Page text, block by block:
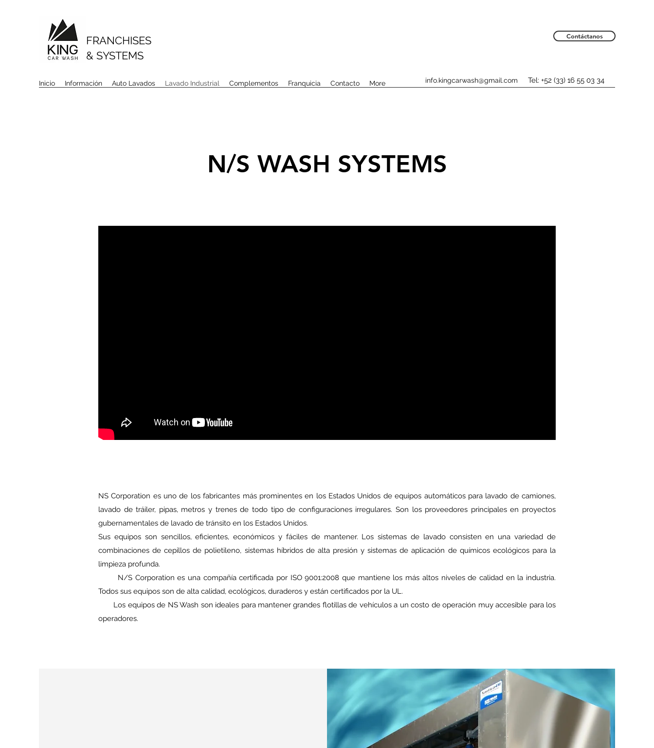
FRANCHISES
& SYSTEMS
Contáctanos
Inicio Información Auto Lavados Lavado Industrial Complementos Franquicia Contacto More info.kingcarwash@gmail.com Tel: +52 (33) 16 55 03 34
N/S WASH SYSTEMS
NS Corporation es uno de los fabricantes más prominentes en los Estados Unidos de equipos automáticos para lavado de camiones,
lavado de tráiler, pipas, metros y trenes de todo tipo de configuraciones irregulares. Son los proveedores principales en proyectos
gubernamentales de lavado de tránsito en los Estados Unidos.
Sus equipos son sencillos, eficientes, económicos y fáciles de mantener. Los sistemas de lavado consisten en una variedad de
combinaciones de cepillos de polietileno, sistemas híbridos de alta presión y sistemas de aplicación de químicos ecológicos para la
limpieza profunda.
N/S Corporation es una compañía certificada por ISO 9001:2008 que mantiene los más altos niveles de calidad en la industria.
Todos sus equipos son de alta calidad, ecológicos, duraderos y están certificados por la UL.
Los equipos de NS Wash son ideales para mantener grandes flotillas de vehículos a un costo de operación muy accesible para los
operadores.